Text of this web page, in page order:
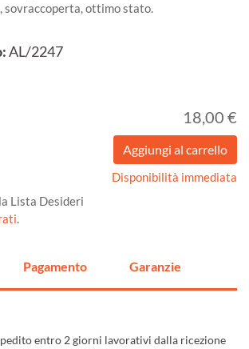
sovraccoperta, ottimo stato.
AL/2247
18,00 €
Disponibilità immediata
Lista Desideri
.
Pagamento Garanzie
entro 2 giorni lavorativi dalla ricezione